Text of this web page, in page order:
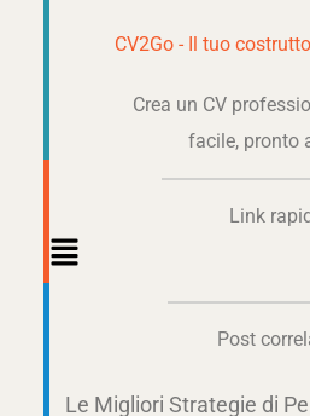
CV2Go - Il tuo
Crea un CV
facile, pronto
Link
Main
Post
Le Migliori Strategie di